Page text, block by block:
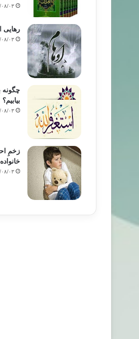
۰۴/
رهایی
۰۴/
چگونه
بیابیم؟
۰۴/
زخمِ
خانواده
۰۴/